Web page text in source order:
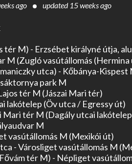
ago updated 15 weeks ago
tér M) - Erzsébet királyné útja,
M (Zugló vasútállomás (Hermina
utca) - Kőbánya-Kispest
park M
tér M (Jászai Mari tér)
lakótelep (Öv utca / Egressy út)
Mari tér M (Dagály utcai
M
vasútállomás M (Mexikói út)
- Városliget vasútállomás M
tér M) - Népliget